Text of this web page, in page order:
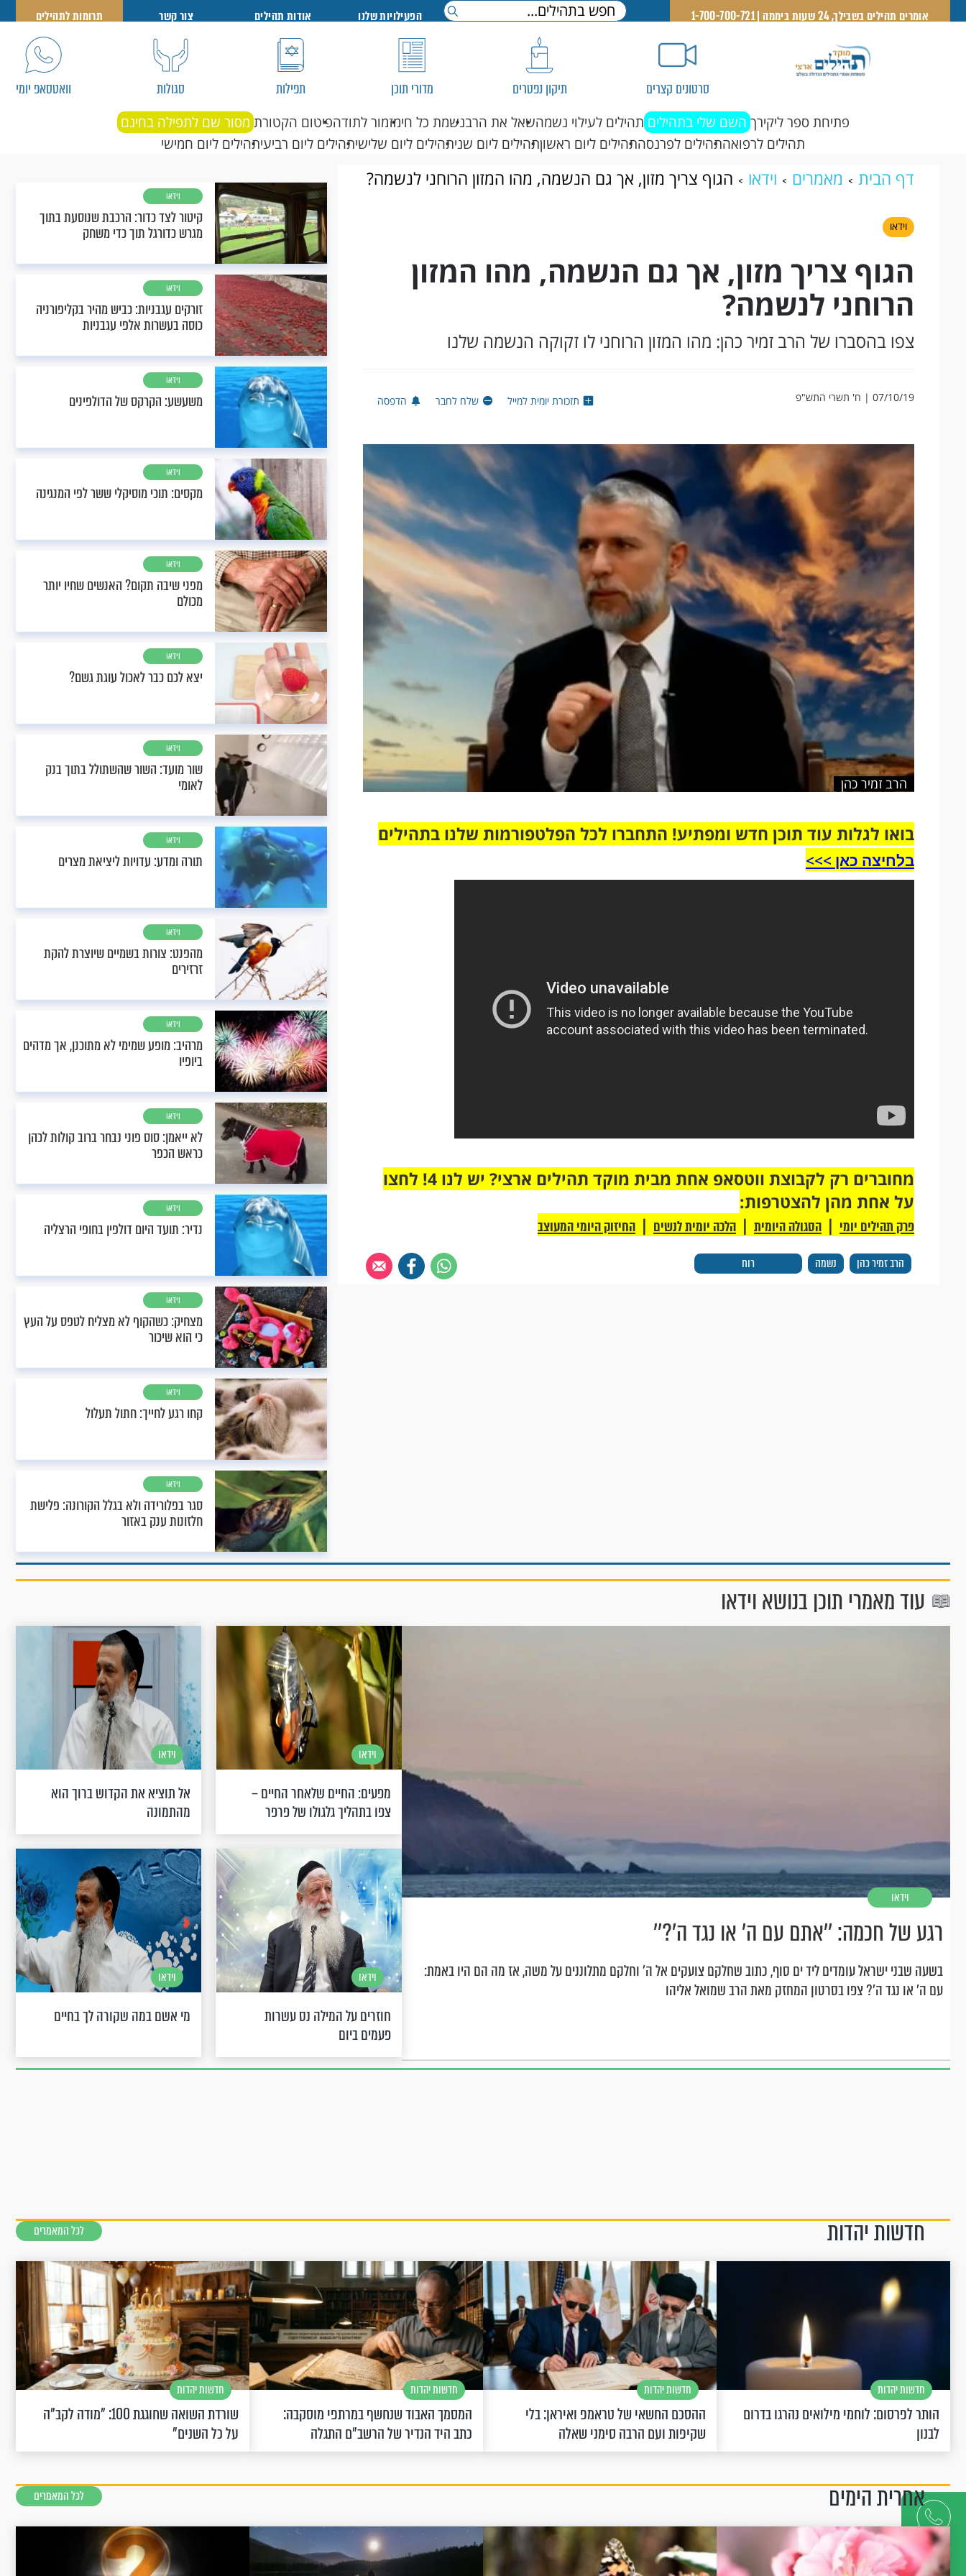
דברו
איתנו
אומרים תהילים בשבילך, 24 שעות ביממה | 1-700-700-721 הפעילויות שלנו אודות תהילים צור קשר תרומות לתהילים
סרטונים קצרים תיקון נפטרים מדורי תוכן תפילות סגולות וואטסאפ יומי
פתיחת ספר ליקירך השם שלי בתהילים תהילים לעילוי נשמהשאל את הרבנשמת כל חימזמור לתודהפיטום הקטורת מסור שם לתפילה בחינם
תהילים לרפואהתהילים לפרנסהתהילים ליום ראשוןתהילים ליום שניתהילים ליום שלישיתהילים ליום רביעיתהילים ליום חמישי
דף הבית מאמרים וידאו הגוף צריך מזון, אך גם הנשמה, מהו המזון הרוחני לנשמה?
וידאו
הגוף צריך מזון, אך גם הנשמה, מהו המזון
הרוחני לנשמה?
צפו בהסברו של הרב זמיר כהן: מהו המזון הרוחני לו זקוקה הנשמה שלנו
07/10/19 | ח' תשרי התש"פ תזכורת יומית למייל שלח לחבר הדפסה
הרב זמיר כהן
בואו לגלות עוד תוכן חדש ומפתיע! התחברו לכל הפלטפורמות שלנו בתהילים
בלחיצה כאן >>>​
הרב זמיר כהן נשמה רוח
מחוברים רק לקבוצת ווטסאפ אחת מבית מוקד תהילים ארצי? יש לנו 4! לחצו
על אחת מהן להצטרפות:
פרק תהילים יומי | הסגולה היומית | הלכה יומית לנשים | החיזוק היומי המעוצב
וידאו
קיטור לצד כדור: הרכבת שנוסעת בתוך
מגרש כדורגל תוך כדי משחק
וידאו
זורקים עגבניות: כביש מהיר בקליפורניה
כוסה בעשרות אלפי עגבניות
וידאו
משעשע: הקרקס של הדולפינים
וידאו
מקסים: תוכי מוסיקלי ששר לפי המנגינה
וידאו
מפני שיבה תקום? האנשים שחיו יותר
מכולם
וידאו
יצא לכם כבר לאכול עוגת גשם?
וידאו
שור מועד: השור שהשתולל בתוך בנק
לאומי
וידאו
תורה ומדע: עדויות ליציאת מצרים
וידאו
מהפנט: צורות בשמיים שיוצרת להקת
זרזירים
וידאו
מרהיב: מופע שמימי לא מתוכנן, אך מדהים
ביופיו
וידאו
לא ייאמן: סוס פוני נבחר ברוב קולות לכהן
כראש הכפר
וידאו
נדיר: תועד היום דולפין בחופי הרצליה
וידאו
מצחיק: כשהקוף לא מצליח לטפס על העץ
כי הוא שיכור
וידאו
קחו רגע לחייך: חתול תעלול
וידאו
סגר בפלורידה ולא בגלל הקורונה: פלישת
חלזונות ענק באזור
עוד מאמרי תוכן בנושא וידאו
וידאו
רגע של חכמה: ’’אתם עם ה’ או נגד ה’?’’
בשעה שבני ישראל עומדים ליד ים סוף, כתוב שחלקם צועקים אל ה' וחלקם מתלוננים על משה, אז מה הם היו באמת:
עם ה' או נגד ה'? צפו בסרטון המחזק מאת הרב שמואל אליהו
וידאו
מפעים: החיים שלאחר החיים –
צפו בתהליך גלגולו של פרפר
וידאו
אל תוציא את הקדוש ברוך הוא
מהתמונה
וידאו
חוזרים על המילה נס עשרות
פעמים ביום
וידאו
מי אשם במה שקורה לך בחיים
חדשות יהדות לכל המאמרים
חדשות יהדות
הותר לפרסום: לוחמי מילואים נהרגו בדרום
לבנון
חדשות יהדות
ההסכם החשאי של טראמפ ואיראן: בלי
שקיפות ועם הרבה סימני שאלה
חדשות יהדות
המסמך האבוד שנחשף במרתפי מוסקבה:
כתב היד הנדיר של הרשב"ם התגלה
חדשות יהדות
שורדת השואה שחוגגת 100: "מודה לקב"ה
על כל השנים"
אחרית הימים לכל המאמרים